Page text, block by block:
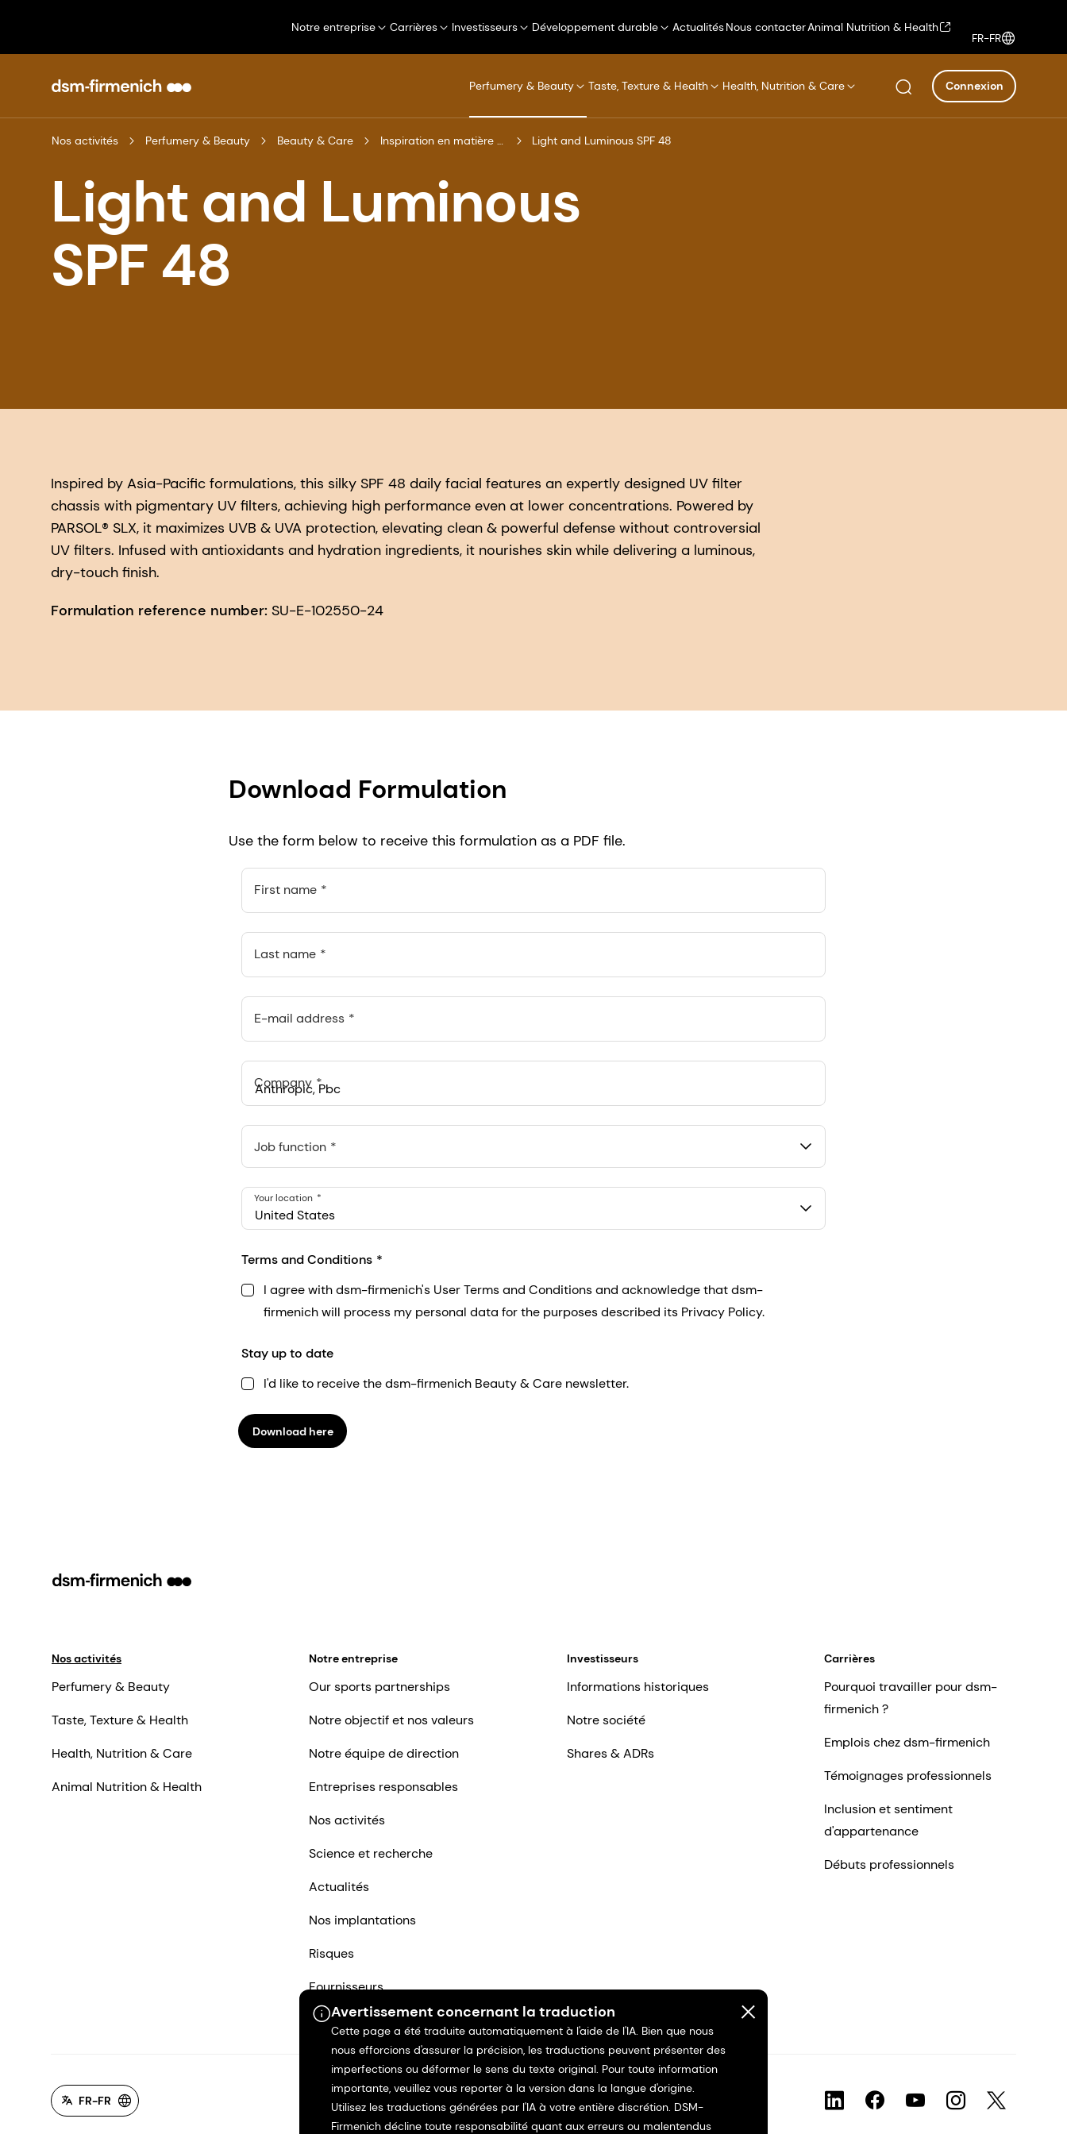
Notre entreprise Carrières Investisseurs Développement durable ActualitésNous contacterAnimal Nutrition & Health
FR-FR
Perfumery & Beauty Taste, Texture & Health Health, Nutrition & Care Connexion
Nos activités Perfumery & Beauty Beauty & Care Inspiration en matière de formulation Light and Luminous SPF 48
Light and Luminous
SPF 48
Inspired by Asia-Pacific formulations, this silky SPF 48 daily facial features an expertly designed UV filter
chassis with pigmentary UV filters, achieving high performance even at lower concentrations. Powered by
PARSOL® SLX, it maximizes UVB & UVA protection, elevating clean & powerful defense without controversial
UV filters. Infused with antioxidants and hydration ingredients, it nourishes skin while delivering a luminous,
dry-touch finish.
Formulation reference number: SU-E-102550-24
Download Formulation
Use the form below to receive this formulation as a PDF file.
First name
Last name
E-mail address
Company
Anthropic, PBC
548 Market St Pmb 90375, San Francisco, California, US
Job function
United States
Your location
Terms and Conditions
I agree with dsm-firmenich's User Terms and Conditions and acknowledge that dsm-
firmenich will process my personal data for the purposes described its Privacy Policy.
Stay up to date
I'd like to receive the dsm-firmenich Beauty & Care newsletter.
Download here
Avertissement concernant la traduction
Cette page a été traduite automatiquement à l'aide de l'IA. Bien que nous
nous efforcions d'assurer la précision, les traductions peuvent présenter des
imperfections ou déformer le sens du texte original. Pour toute information
importante, veuillez vous reporter à la version dans la langue d'origine.
Utilisez les traductions générées par l'IA à votre entière discrétion. DSM-
Firmenich décline toute responsabilité quant aux erreurs ou malentendus
Nos activités
Perfumery & Beauty
Taste, Texture & Health
Health, Nutrition & Care
Animal Nutrition & Health
Notre entreprise
Our sports partnerships
Notre objectif et nos valeurs
Notre équipe de direction
Entreprises responsables
Nos activités
Science et recherche
Actualités
Nos implantations
Risques
Fournisseurs
Nous contacter
Investisseurs
Informations historiques
Notre société
Shares & ADRs
Carrières
Pourquoi travailler pour dsm-
firmenich ?
Emplois chez dsm-firmenich
Témoignages professionnels
Inclusion et sentiment
d'appartenance
Débuts professionnels
FR-FR